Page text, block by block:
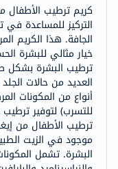
كريم ترطيب
التركيز للمساعدة
الجافة. هذا الكريم
خيار مثالي للبشرة
ترطيب البشرة بشكل
العديد من حالات
أنواع من المكونات
للتسرب) لتوفير
ترطيب الأطفال من
موجود في الزيت
البشرة. تشمل